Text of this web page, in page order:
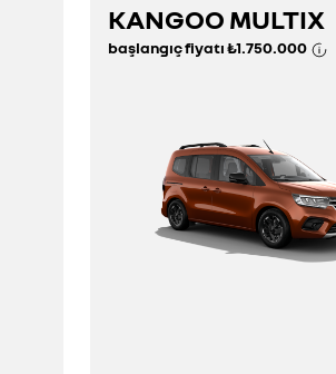
keşfedin
KANGOO MULTIX
başlangıç fiyatı₺1.750.000